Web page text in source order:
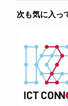
次も気に入っ